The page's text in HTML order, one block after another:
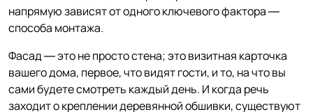
напрямую зависят от одного ключевого фактора —
способа монтажа.
Фасад — это не просто стена; это визитная карточка
вашего дома, первое, что видят гости, и то, на что вы
сами будете смотреть каждый день. И когда речь
заходит о креплении деревянной обшивки, существуют